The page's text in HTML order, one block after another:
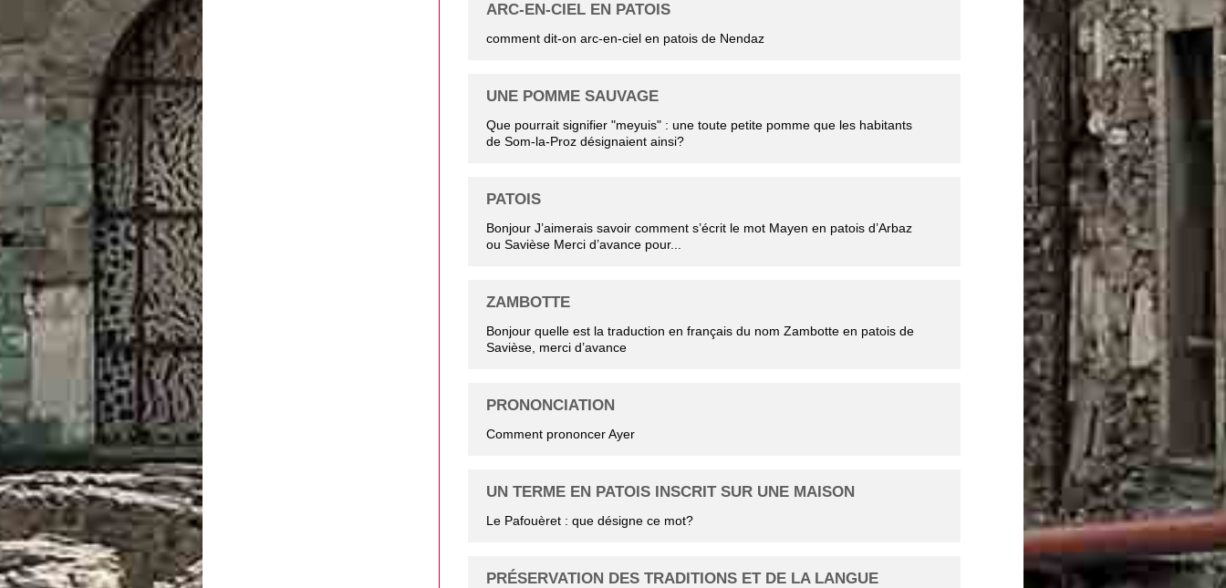
ARC-EN-CIEL EN PATOIS
comment dit-on arc-en-ciel en patois de Nendaz
UNE POMME SAUVAGE
Que pourrait signifier "meyuis" : une toute petite pomme que les habitants
de Som-la-Proz désignaient ainsi?
PATOIS
Bonjour J’aimerais savoir comment s’écrit le mot Mayen en patois d’Arbaz
ou Savièse Merci d’avance pour...
ZAMBOTTE
Bonjour quelle est la traduction en français du nom Zambotte en patois de
Savièse, merci d’avance
PRONONCIATION
Comment prononcer Ayer
UN TERME EN PATOIS INSCRIT SUR UNE MAISON
Le Pafouèret : que désigne ce mot?
PRÉSERVATION DES TRADITIONS ET DE LA LANGUE